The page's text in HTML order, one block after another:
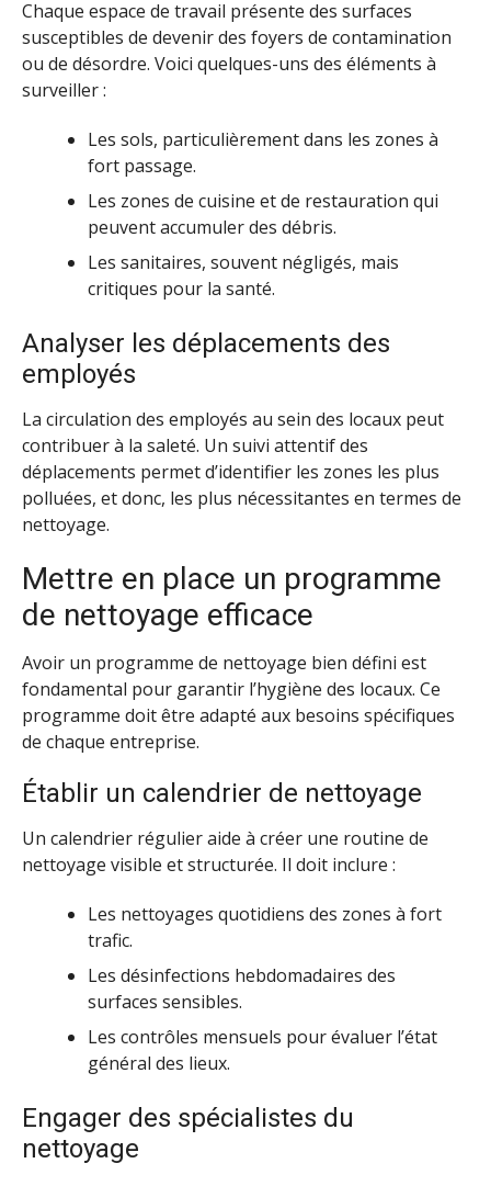
Chaque espace de travail présente des surfaces
susceptibles de devenir des foyers de contamination
ou de désordre. Voici quelques-uns des éléments à
surveiller :
Les sols, particulièrement dans les zones à
fort passage.
Les zones de cuisine et de restauration qui
peuvent accumuler des débris.
Les sanitaires, souvent négligés, mais
critiques pour la santé.
Analyser les déplacements des
employés
La circulation des employés au sein des locaux peut
contribuer à la saleté. Un suivi attentif des
déplacements permet d’identifier les zones les plus
polluées, et donc, les plus nécessitantes en termes de
nettoyage.
Mettre en place un programme
de nettoyage efficace
Avoir un programme de nettoyage bien défini est
fondamental pour garantir l’hygiène des locaux. Ce
programme doit être adapté aux besoins spécifiques
de chaque entreprise.
Établir un calendrier de nettoyage
Un calendrier régulier aide à créer une routine de
nettoyage visible et structurée. Il doit inclure :
Les nettoyages quotidiens des zones à fort
trafic.
Les désinfections hebdomadaires des
surfaces sensibles.
Les contrôles mensuels pour évaluer l’état
général des lieux.
Engager des spécialistes du
nettoyage